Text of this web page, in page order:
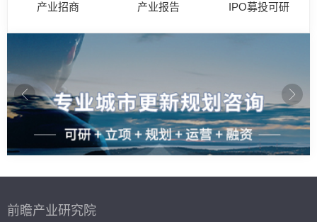
产业招商 产业报告 IPO募投可研
前瞻产业研究院